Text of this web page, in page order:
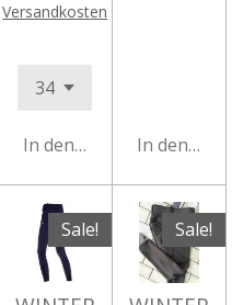
Versandkosten
In den Warenkorb
In den
Sale! Sale!